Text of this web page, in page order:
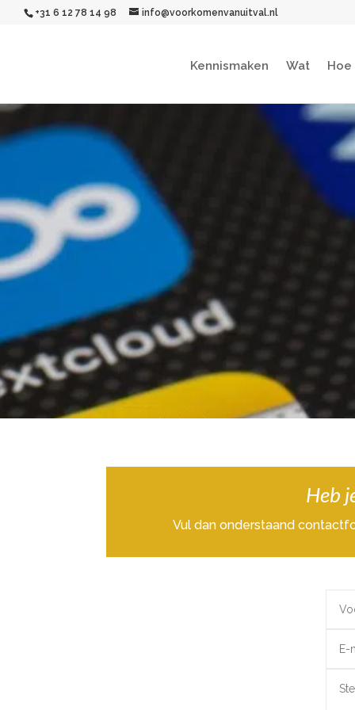
+31 6 12 78 14 98 info@voorkomenvanuitval.nl
Kennismaken Wat Hoe
Heb
Vul dan onderstaand